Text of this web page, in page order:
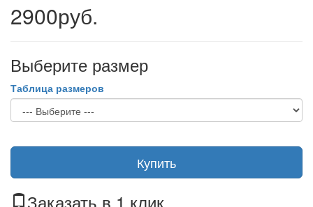
2900руб.
Выберите размер
Таблица размеров
Купить
Заказать в 1 клик